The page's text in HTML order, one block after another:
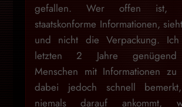
gefallen. Wer offen ist,
staatskonforme Informationen,
und nicht die Verpackung.
letzten 2 Jahre genügend
Menschen mit Informationen zu
dabei jedoch schnell
niemals darauf ankommt,